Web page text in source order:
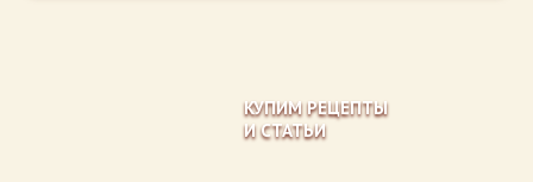
КУПИМ РЕЦЕПТЫ
И СТАТЬИ